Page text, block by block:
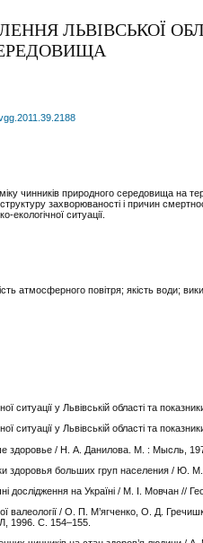
ЛЬВІВСЬКОЇ
чинників природного середовища на
захворюваності і причин
ситуації.
атмосферного повітря; якість води;
ситуації у Львівській області та
ситуації у Львівській області та
здоровье / Н. А. Данилова. М. : Мысль,
здоровья больших груп населения / Ю.
дослідження на Україні / М. І. Мовчан //
валеології / О. П. М’ягченко, О. Д.
1996. С. 154–155.